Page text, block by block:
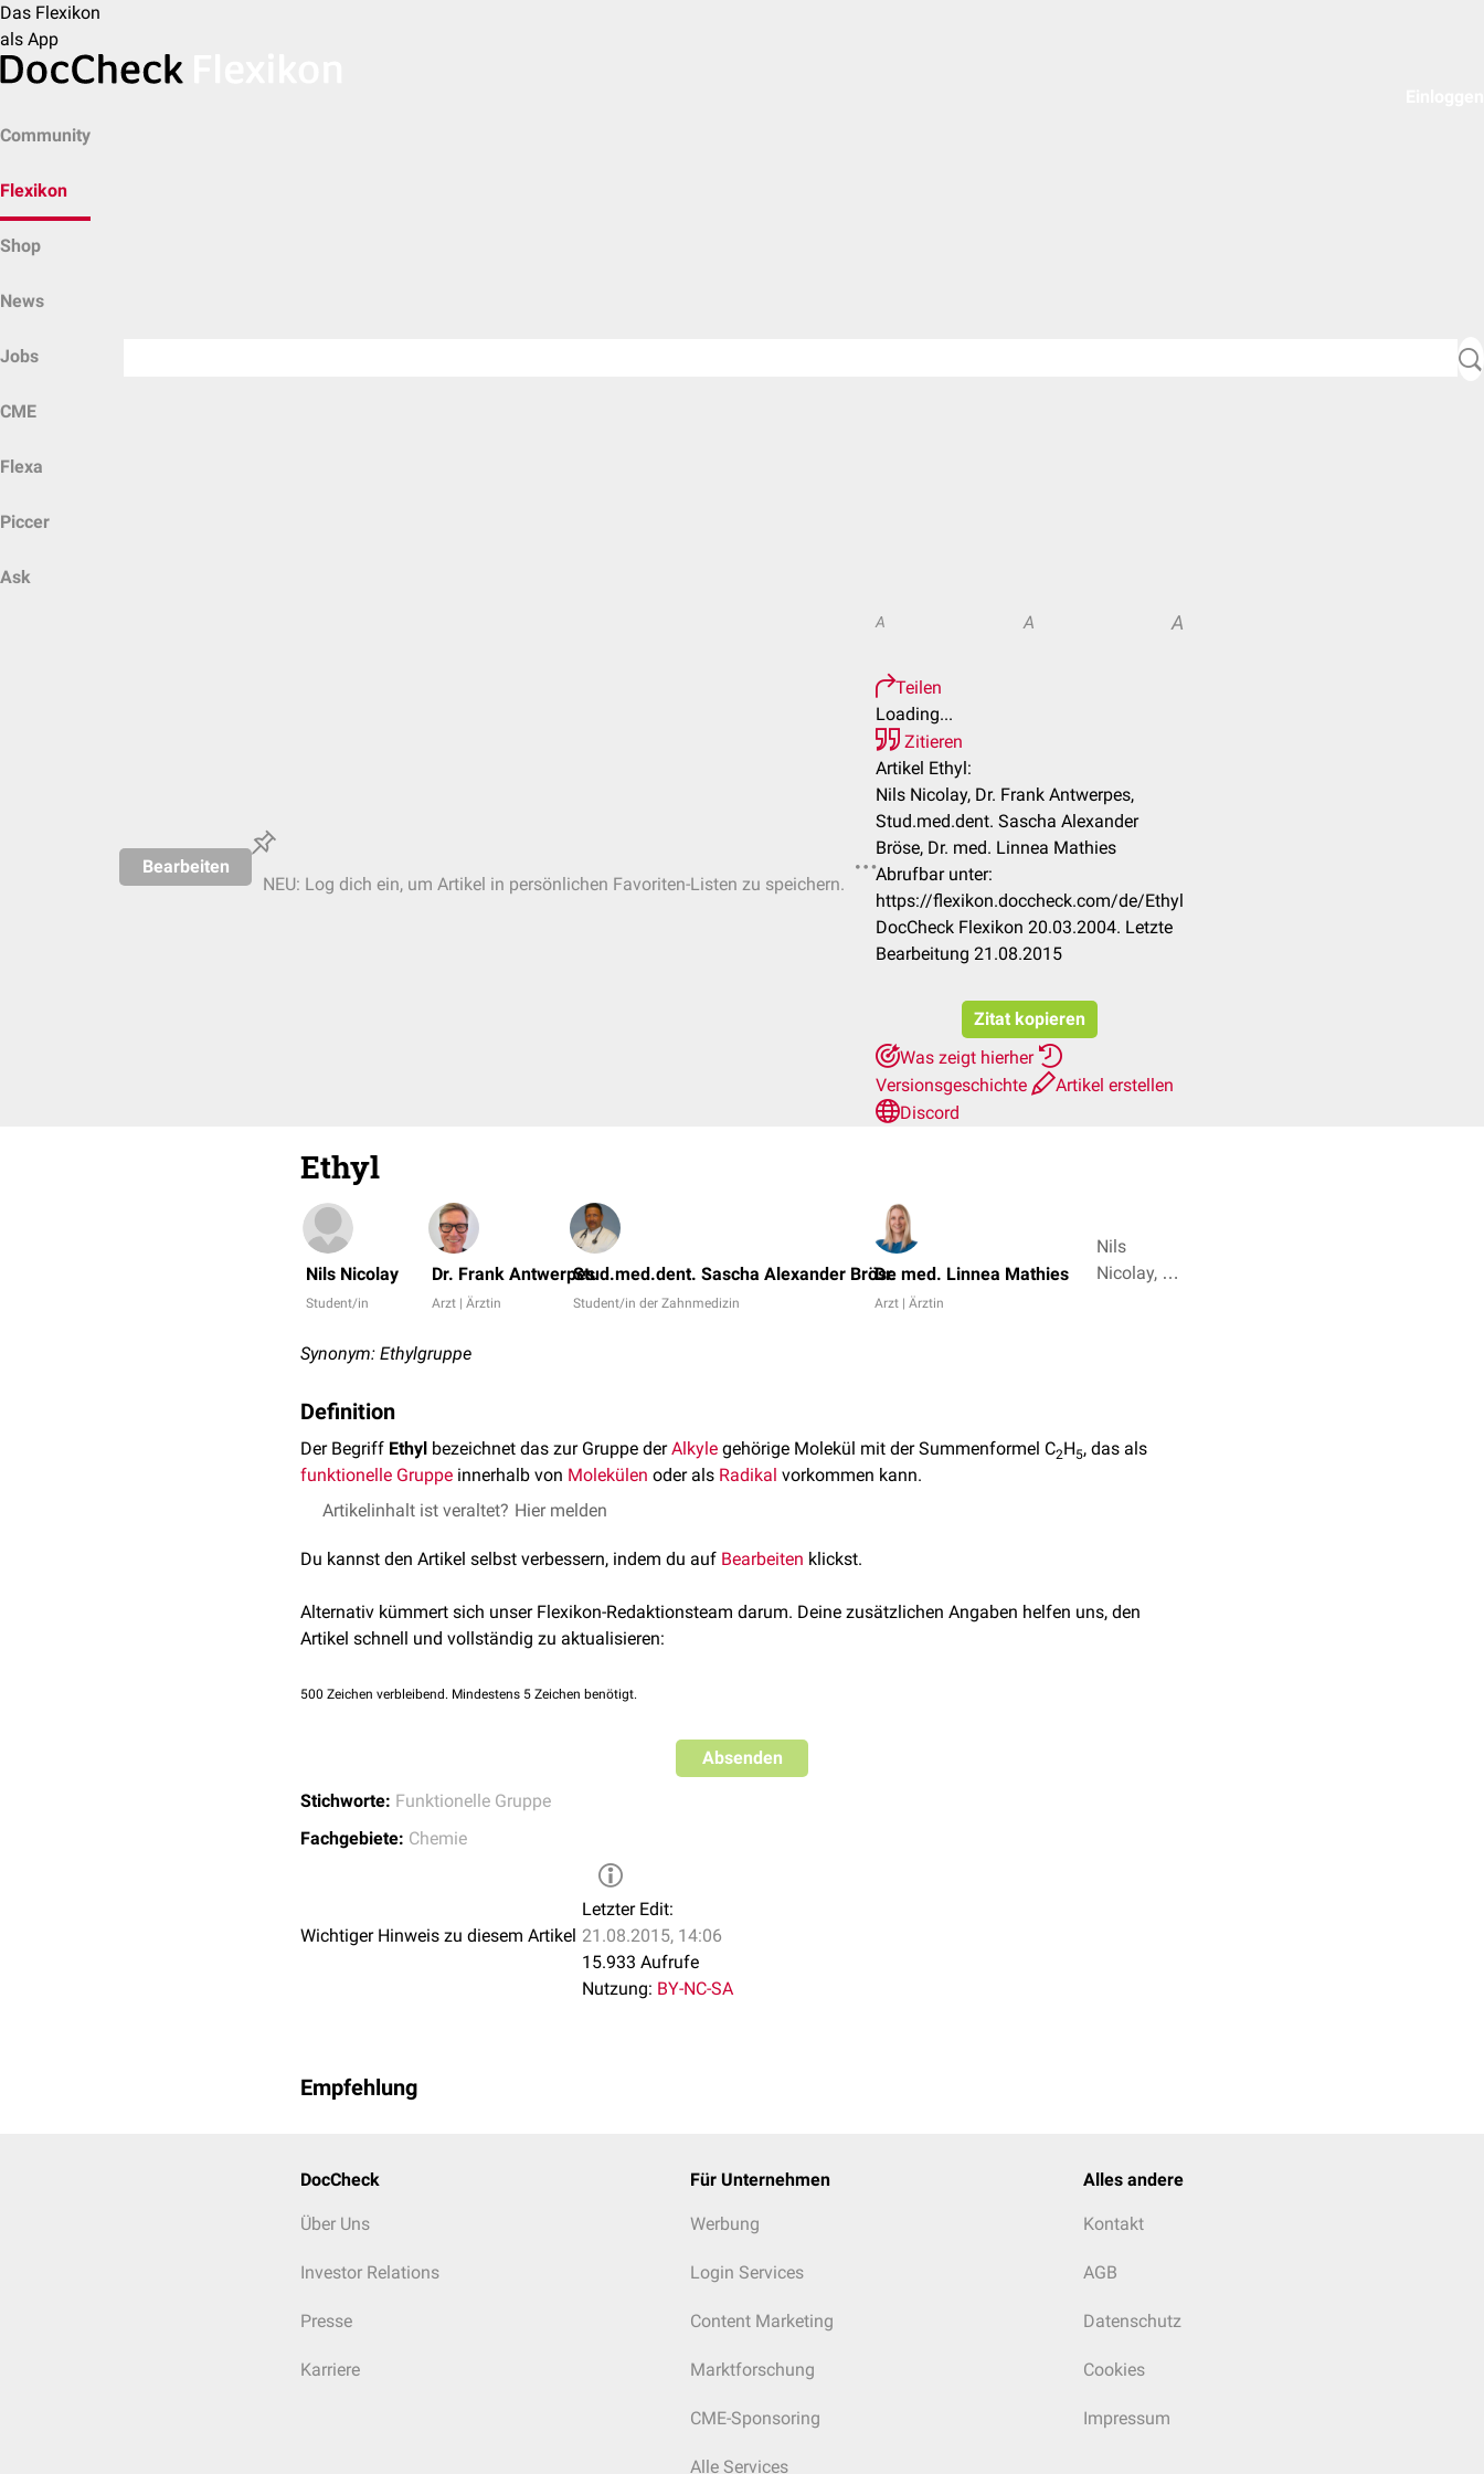
Das Flexikon
als App
Community
Flexikon
Shop
News
Jobs
CME
Flexa
Piccer
Ask
Bearbeiten
NEU: Log dich ein, um Artikel in persönlichen Favoriten-Listen zu speichern.
A A A
Teilen
Loading...
Zitieren
Artikel Ethyl:
Nils Nicolay, Dr. Frank Antwerpes,
Stud.med.dent. Sascha Alexander
Bröse, Dr. med. Linnea Mathies
Abrufbar unter:
https://flexikon.doccheck.com/de/Ethyl
DocCheck Flexikon 20.03.2004. Letzte
Bearbeitung 21.08.2015
Zitat kopieren
Was zeigt hierher
Versionsgeschichte
Artikel erstellen
Discord
Ethyl
Nils Nicolay
Student/in
Dr. Frank Antwerpes
Arzt | Ärztin
Stud.med.dent. Sascha Alexander Bröse
Student/in der Zahnmedizin
Dr. med. Linnea Mathies
Arzt | Ärztin
Nils
Nicolay, Dr.
Synonym: Ethylgruppe
Definition
Der Begriff Ethyl bezeichnet das zur Gruppe derAlkyle gehörige Molekül mit der Summenformel C2H5, das als
funktionelle Gruppe innerhalb von Molekülen oder als Radikal vorkommen kann.
Artikelinhalt ist veraltet? Hier melden
Du kannst den Artikel selbst verbessern, indem du auf Bearbeiten klickst.
Alternativ kümmert sich unser Flexikon-Redaktionsteam darum. Deine zusätzlichen Angaben helfen uns, den
Artikel schnell und vollständig zu aktualisieren:
500 Zeichen verbleibend. Mindestens 5 Zeichen benötigt.
Absenden
Stichworte: Funktionelle Gruppe
Fachgebiete: Chemie
Wichtiger Hinweis zu diesem Artikel
Letzter Edit:
21.08.2015, 14:06
15.933 Aufrufe
Nutzung: BY-NC-SA
Empfehlung
DocCheck
Über Uns
Investor Relations
Presse
Karriere
Für Unternehmen
Werbung
Login Services
Content Marketing
Marktforschung
CME-Sponsoring
Alle Services
Alles andere
Kontakt
AGB
Datenschutz
Cookies
Impressum